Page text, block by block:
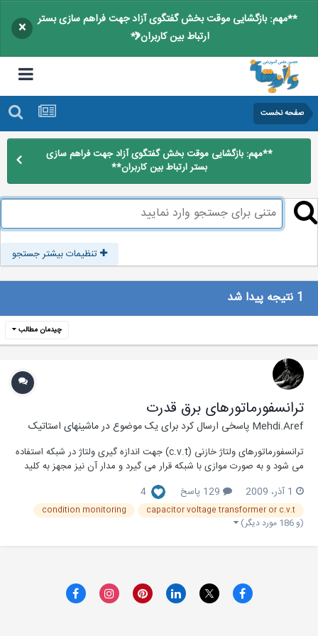
**مهم: بازگشایی موقت بخش گفتگوی آزاد جهت فراهم سازی بستر
ارتباط بین کاربران**
×
صفحه نخست
**مهم: بازگشایی موقت بخش گفتگوی آزاد جهت فراهم سازی
بستر ارتباط بین کاربران**
تنظیمات بیشتر جستجو
چیدمان مطالب
ترانسفورماتورهای برق قدرت
Mehdi.Arefپاسخی ارسال کرد برای یک موضوع درماشینهای استاتیک
ترانسفورماتورهای ولتاژ خازنی (c.v.t) جهت اندازه گیری ولتاژ در شبکه استفاده
می شود و به صورت موازی با شبکه قرار می گیرد و مدار آن نیز مجهز به کلید
ترانسفورماتوهای...
1 آذر، 2009 129 پاسخ 4
capacitor voltage transformer or c.v.t
condition monitoring